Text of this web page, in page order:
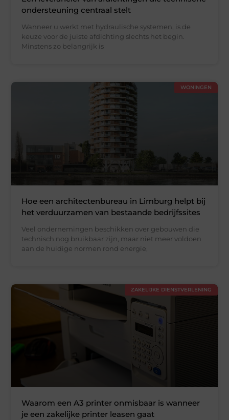
ondersteuning centraal stelt
Wanneer u werkt met hydraulische systemen, is de
keuze voor de juiste afdichting slechts het begin.
Minstens zo belangrijk is
WONINGEN
Hoe een architectenbureau in Limburg helpt bij
het verduurzamen van bestaande bedrijfssites
Veel ondernemingen beschikken over gebouwen die
technisch nog bruikbaar zijn, maar niet meer voldoen
aan de huidige normen rond energie,
ZAKELIJKE DIENSTVERLENING
Waarom een A3 printer onmisbaar is wanneer
je een zakelijke printer leasen gaat